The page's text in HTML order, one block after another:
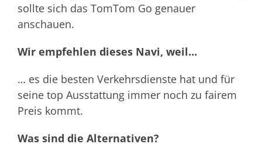
sollte sich das TomTom Go genauer
anschauen.
Wir empfehlen dieses Navi, weil…
… es die besten Verkehrsdienste hat und für
seine top Ausstattung immer noch zu fairem
Preis kommt.
Was sind die Alternativen?